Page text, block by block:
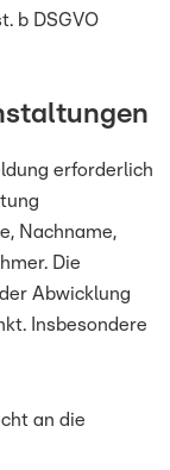
b DSGVO
erforderlich
Nachname,
Die
Abwicklung
Insbesondere
an die